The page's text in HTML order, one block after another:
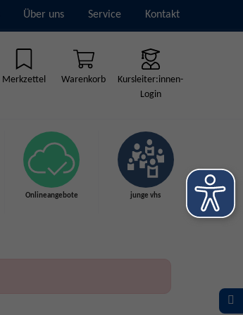
Über uns Service Kontakt
Merkzettel Warenkorb
Kursleiter:innen-
Login
Onlineangebote junge vhs